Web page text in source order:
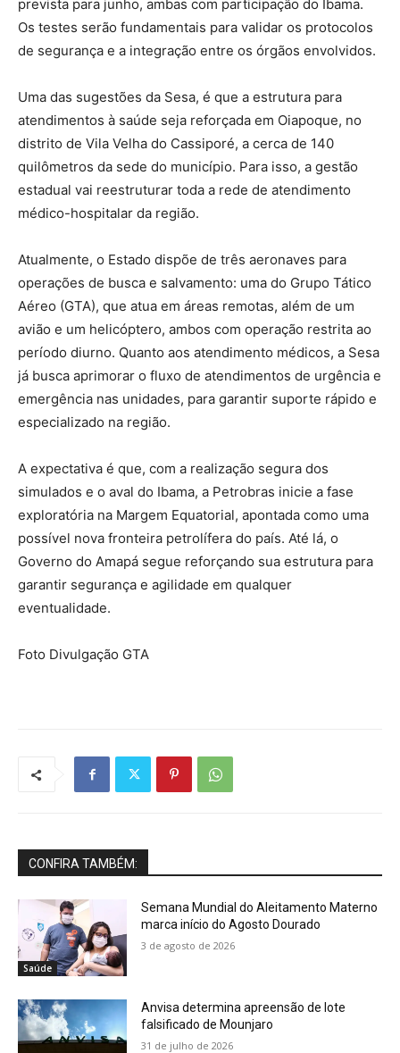
prevista para junho, ambas com participação do Ibama.
Os testes serão fundamentais para validar os protocolos
de segurança e a integração entre os órgãos envolvidos.
Uma das sugestões da Sesa, é que a estrutura para
atendimentos à saúde seja reforçada em Oiapoque, no
distrito de Vila Velha do Cassiporé, a cerca de 140
quilômetros da sede do município. Para isso, a gestão
estadual vai reestruturar toda a rede de atendimento
médico-hospitalar da região.
Atualmente, o Estado dispõe de três aeronaves para
operações de busca e salvamento: uma do Grupo Tático
Aéreo (GTA), que atua em áreas remotas, além de um
avião e um helicóptero, ambos com operação restrita ao
período diurno. Quanto aos atendimento médicos, a Sesa
já busca aprimorar o fluxo de atendimentos de urgência e
emergência nas unidades, para garantir suporte rápido e
especializado na região.
A expectativa é que, com a realização segura dos
simulados e o aval do Ibama, a Petrobras inicie a fase
exploratória na Margem Equatorial, apontada como uma
possível nova fronteira petrolífera do país. Até lá, o
Governo do Amapá segue reforçando sua estrutura para
garantir segurança e agilidade em qualquer
eventualidade.
Foto Divulgação GTA
CONFIRA TAMBÉM:
Saúde
Semana Mundial do Aleitamento Materno
marca início do Agosto Dourado
3 de agosto de 2026
Anvisa determina apreensão de lote
falsificado de Mounjaro
31 de julho de 2026